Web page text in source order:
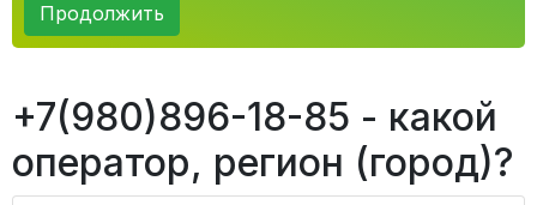
Продолжить
+7(980)896-18-85 - какой
оператор, регион (город)?